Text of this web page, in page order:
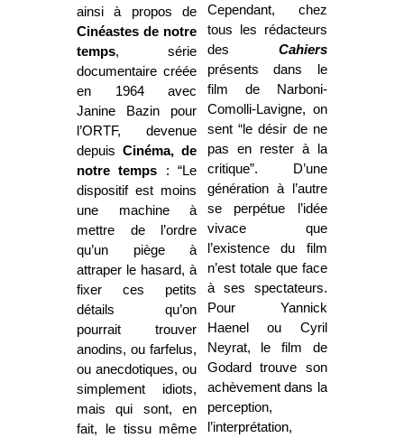
ainsi à propos de
Cinéastes de notre
temps, série
documentaire créée
en 1964 avec
Janine Bazin pour
l’ORTF, devenue
depuisCinéma, de
notre temps : “Le
dispositif est moins
une machine à
mettre de l’ordre
qu’un piège à
attraper le hasard, à
fixer ces petits
détails qu’on
pourrait trouver
anodins, ou farfelus,
ou anecdotiques, ou
simplement idiots,
mais qui sont, en
fait, le tissu même
Cependant, chez
tous les rédacteurs
des Cahiers
présents dans le
film de Narboni-
Comolli-Lavigne, on
sent “le désir de ne
pas en rester à la
critique”. D’une
génération à l’autre
seperpétue l’idée
vivace que
l’existence du film
n’est totale que face
à ses spectateurs.
Pour Yannick
Haenel ou Cyril
Neyrat, le film de
Godard trouve son
achèvement dans la
perception,
l’interprétation,